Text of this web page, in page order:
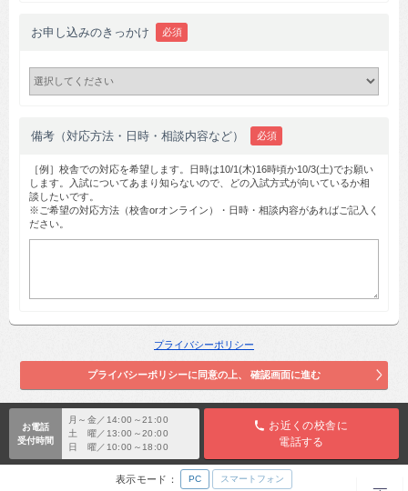
お申し込みのきっかけ 必須
備考（対応方法・日時・相談内容など） 必須
［例］校舎での対応を希望します。日時は10/1(木)16時頃か10/3(土)でお願い
します。入試についてあまり知らないので、どの入試方式が向いているか相
談したいです。
※ご希望の対応方法（校舎orオンライン）・日時・相談内容があればご記入く
ださい。
プライバシーポリシー
お電話
受付時間
月～金／14:00～21:00
土 曜／13:00～20:00
日 曜／10:00～18:00
お近くの校舎に
電話する
表示モード： PC スマートフォン